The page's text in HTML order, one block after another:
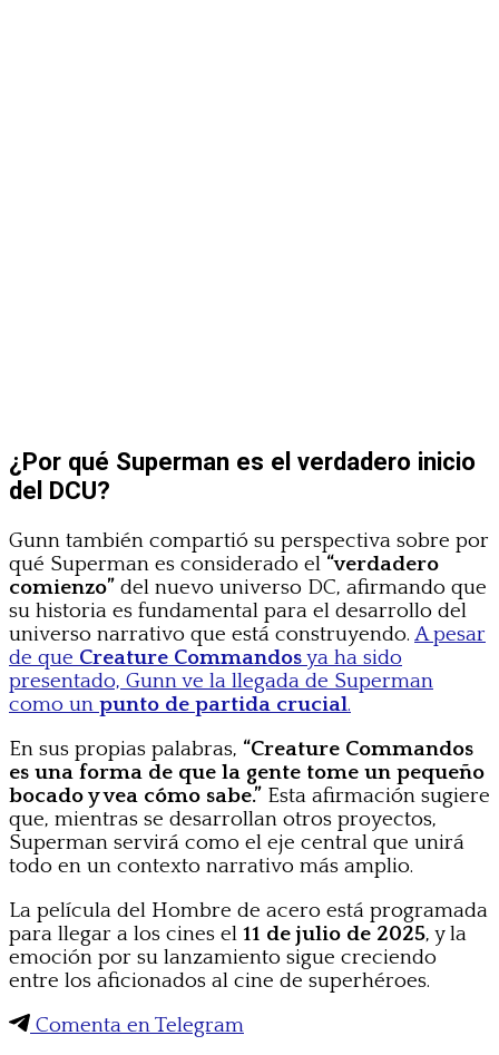
¿Por qué Superman es el verdadero inicio
del DCU?
Gunn también compartió su perspectiva sobre por
qué Superman es considerado el “verdadero
comienzo” del nuevo universo DC, afirmando que
su historia es fundamental para el desarrollo del
universo narrativo que está construyendo. A pesar
de que Creature Commandosya ha sido
presentado, Gunn ve la llegada de Superman
como un punto de partida crucial.
En sus propias palabras, “Creature Commandos
es una forma de que la gente tome un pequeño
bocado y vea cómo sabe.” Esta afirmación sugiere
que, mientras se desarrollan otros proyectos,
Superman servirá como el eje central que unirá
todo en un contexto narrativo más amplio.
La película del Hombre de acero está programada
para llegar a los cines el 11 de julio de 2025, y la
emoción por su lanzamiento sigue creciendo
entre los aficionados al cine de superhéroes.
Comenta en Telegram